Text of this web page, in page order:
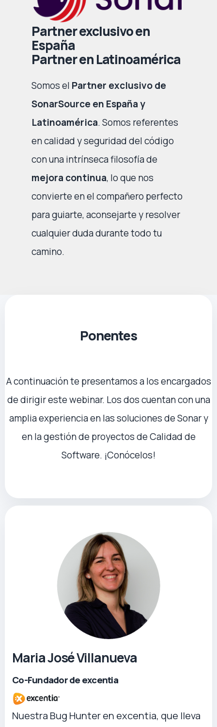
Partner exclusivo en
España
Partner en Latinoamérica
Somos el Partner exclusivo de
SonarSource en España y
Latinoamérica. Somos referentes
en calidad y seguridad del código
con una intrínseca filosofía de
mejora continua, lo que nos
convierte en el compañero perfecto
para guiarte, aconsejarte y resolver
cualquier duda durante todo tu
camino.
Ponentes
A continuación te presentamos a los encargados
de dirigir este webinar. Los dos cuentan con una
amplia experiencia en las soluciones de Sonar y
en la gestión de proyectos de Calidad de
Software. ¡Conócelos!
Maria José Villanueva
Co-Fundador de excentia
Nuestra Bug Hunter en excentia, que lleva